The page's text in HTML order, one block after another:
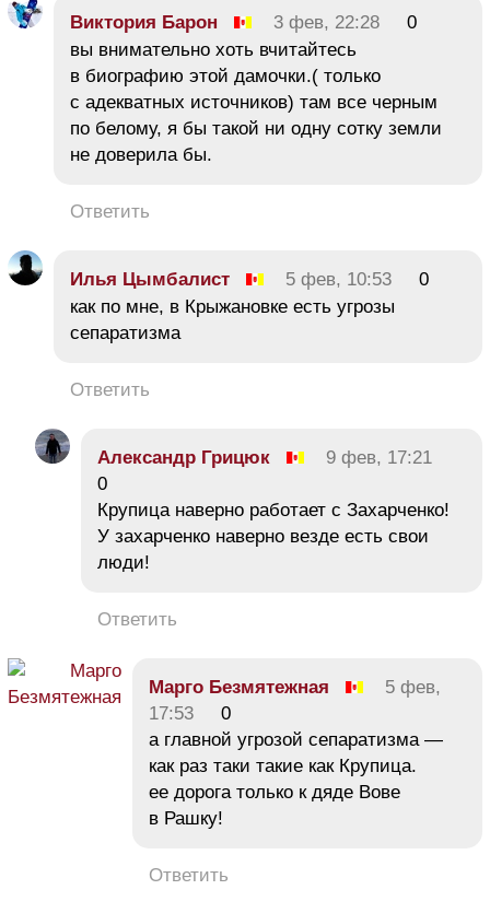
Виктория Барон 3 фев, 22:28
0
вы внимательно хоть вчитайтесь
в биографию этой дамочки.( только
с адекватных источников) там все черным
по белому, я бы такой ни одну сотку земли
не доверила бы.
Ответить
Илья Цымбалист 5 фев, 10:53
0
как по мне, в Крыжановке есть угрозы
сепаратизма
Ответить
Александр Грицюк
9 фев, 17:21
0
Крупица наверно работает с Захарченко!
У захарченко наверно везде есть свои
люди!
Ответить
Марго Безмятежная
5 фев,
17:53
0
а главной угрозой сепаратизма —
как раз таки такие как Крупица.
ее дорога только к дяде Вове
в Рашку!
Ответить